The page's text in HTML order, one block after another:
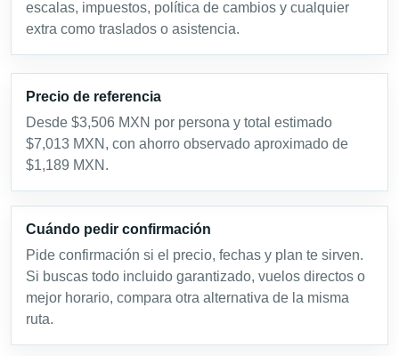
escalas, impuestos, política de cambios y cualquier
extra como traslados o asistencia.
Precio de referencia
Desde $3,506 MXN por persona y total estimado
$7,013 MXN, con ahorro observado aproximado de
$1,189 MXN.
Cuándo pedir confirmación
Pide confirmación si el precio, fechas y plan te sirven.
Si buscas todo incluido garantizado, vuelos directos o
mejor horario, compara otra alternativa de la misma
ruta.